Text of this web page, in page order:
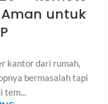
— Remote
untuk
kantor dari rumah,
bermasalah tapi